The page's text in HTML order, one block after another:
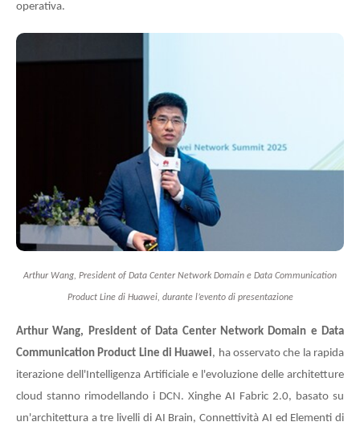
operativa.
Arthur Wang, President of Data Center Network Domain e Data Communication
Product Line di Huawei, durante l’evento di presentazione
Arthur Wang, President of Data Center Network Domain e Data
Communication Product Line di Huawei, ha osservato che la rapida
iterazione dell'Intelligenza Artificiale e l'evoluzione delle architetture
cloud stanno rimodellando i DCN. Xinghe AI Fabric 2.0, basato su
un'architettura a tre livelli di AI Brain, Connettività AI ed Elementi di